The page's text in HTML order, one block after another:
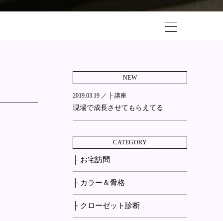
NEW
2019.03.19 ／ ├ 講座
現場で成長させてもらえてる
CATEGORY
├ お宅訪問
├ カラー＆骨格
├ クローゼット診断